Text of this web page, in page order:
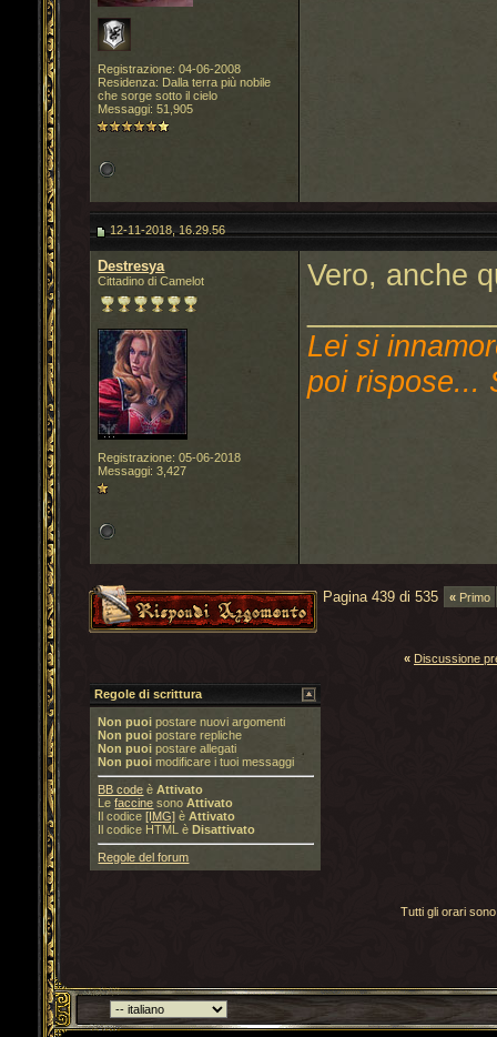
Registrazione: 04-06-2008
Residenza: Dalla terra più nobile
che sorge sotto il cielo
Messaggi: 51,905
12-11-2018, 16.29.56
Destresya
Cittadino di Camelot
Registrazione: 05-06-2018
Messaggi: 3,427
Vero, anche
Lei si
poi rispose...
Pagina 439 di 535 « Primo
« Discussione
Regole di scrittura
Non puoi postare nuovi argomenti
Non puoi postare repliche
Non puoi postare allegati
Non puoi modificare i tuoi messaggi
BB code èAttivato
Lefaccine sonoAttivato
Il codice[IMG] èAttivato
Il codice HTML èDisattivato
Regole del forum
Tutti gli orari
Torna indietro